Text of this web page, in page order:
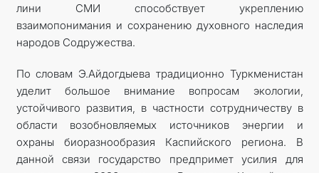
лини СМИ способствует укреплению
взаимопонимания и сохранению духовного наследия
народов Содружества.
По словам Э.Айдогдыева традиционно Туркменистан
уделит большое внимание вопросам экологии,
устойчивого развития, в частности сотрудничеству в
области возобновляемых источников энергии и
охраны биоразнообразия Каспийского региона. В
данной связи государство предпримет усилия для